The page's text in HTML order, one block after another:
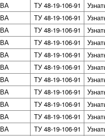
ВА ТУ 48-19-106-91
ВА ТУ 48-19-106-91
ВА ТУ 48-19-106-91
ВА ТУ 48-19-106-91
ВА ТУ 48-19-106-91
ВА ТУ 48-19-106-91
ВА ТУ 48-19-106-91
ВА ТУ 48-19-106-91
ВА ТУ 48-19-106-91
ВА ТУ 48-19-106-91
ВА ТУ 48-19-106-91